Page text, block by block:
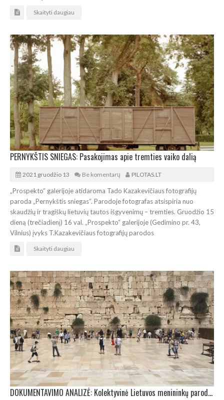
Skaityti daugiau
PERNYKŠTIS SNIEGAS: Pasakojimas apie tremties vaiko dalią
2021 gruodžio 13 Be komentarų PILOTAS.LT
„Prospekto“ galerijoje atidaroma Tado Kazakevičiaus fotografijų
paroda „Pernykštis sniegas“. Parodoje fotografas atsispiria nuo
skaudžių ir tragiškų lietuvių tautos išgyvenimų – tremties. Gruodžio 15
dieną (trečiadienį) 16 val. „Prospekto“ galerijoje (Gedimino pr. 43,
Vilnius) įvyks T.Kazakevičiaus fotografijų parodos
Skaityti daugiau
DOKUMENTAVIMO ANALIZĖ: Kolektyvinė Lietuvos menininkų paroda „Kolekcijos“